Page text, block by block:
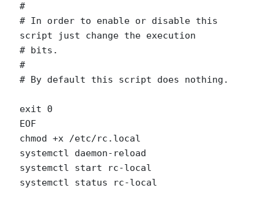
#
# In order to enable or disable this
script just change the execution
# bits.
#
# By default this script does nothing.
exit 0
EOF
chmod +x /etc/rc.local
systemctl daemon-reload
systemctl start rc-local
systemctl status rc-local